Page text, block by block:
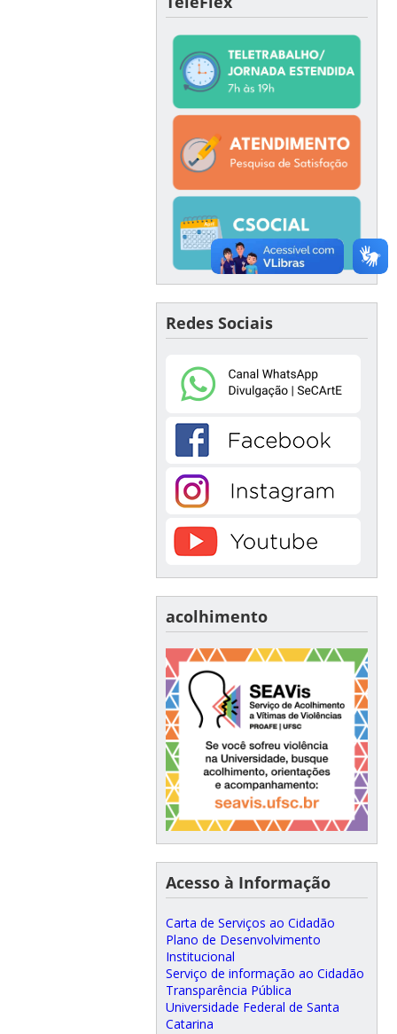
Redes Sociais
acolhimento
Acesso à Informação
Carta de Serviços ao Cidadão
Plano de Desenvolvimento
Institucional
Serviço de informação ao Cidadão
Transparência Pública
Universidade Federal de Santa
Catarina